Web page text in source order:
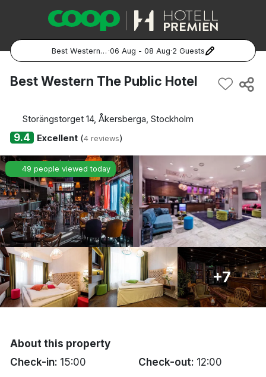
Best Western The Public Hotel ·06 Aug - 08 Aug·2 Guests
Popular Destinations:
Göteborg
Malmö
Hela Norge
Oslo
Bergen
Hela Danmark
Best Western The Public Hotel
Storängstorget 14, Åkersberga, Stockholm
9.4 Excellent(4 reviews)
49 people viewed today
+7
About this property
Check-in: 15:00 Check-out: 12:00